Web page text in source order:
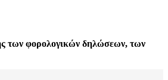
των φορολογικών δηλώσεων, των